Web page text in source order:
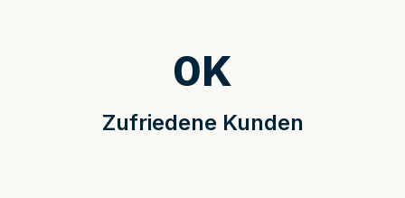
Zufriedene Kunden
0K